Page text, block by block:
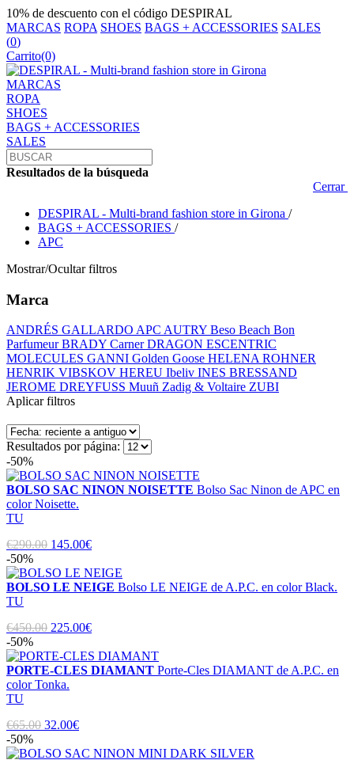
10% de descuento con el código DESPIRAL
MARCAS ROPA SHOES BAGS + ACCESSORIES SALES
(0)
Carrito(0)
MARCAS
ROPA
SHOES
BAGS + ACCESSORIES
SALES
Resultados de la búsqueda
Cerrar
DESPIRAL - Multi-brand fashion store in Girona /
BAGS + ACCESSORIES /
APC
Mostrar/Ocultar filtros
Marca
ANDRÉS GALLARDO APC AUTRY Beso Beach Bon
ParfumeurBRADY CarnerDRAGON ESCENTRIC
MOLECULES GANNI Golden Goose HELENA ROHNER
HENRIK VIBSKOV HEREU Ibeliv INES BRESSAND
JEROME DREYFUSS Muuñ Zadig & Voltaire ZUBI
Aplicar filtros
Resultados por página:
-50%
BOLSO SAC NINON NOISETTE Bolso Sac Ninon de APC en
color Noisette.
TU
€290.00 145.00€
-50%
BOLSO LE NEIGE Bolso LE NEIGE de A.P.C. en color Black.
TU
€450.00 225.00€
-50%
PORTE-CLES DIAMANT Porte-Cles DIAMANT de A.P.C. en
color Tonka.
TU
€65.00 32.00€
-50%